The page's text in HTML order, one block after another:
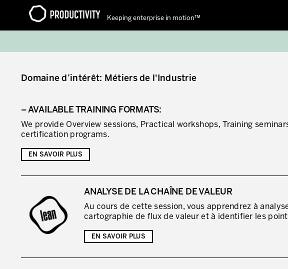
Keeping enterprise in motion™
Contact Productivity
Domaine d’intérêt: Métiers de l'Industrie
– AVAILABLE TRAINING FORMATS:
We provide Overview sessions, Practical workshops, Training
certification programs.
EN SAVOIR PLUS
ANALYSE DE LA CHAÎNE DE VALEUR
Au cours de cette session, vous apprendrez à
cartographie de flux de valeur et à identifier les
EN SAVOIR PLUS